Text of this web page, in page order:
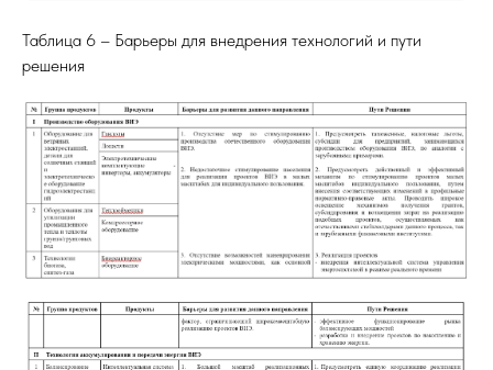
Таблица 6 – Барьеры для внедрения технологий и пути
решения